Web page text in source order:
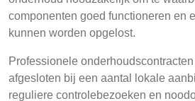
componenten goed functioneren en
kunnen worden opgelost.
Professionele
afgesloten bij een aantal lokale
reguliere controlebezoeken en